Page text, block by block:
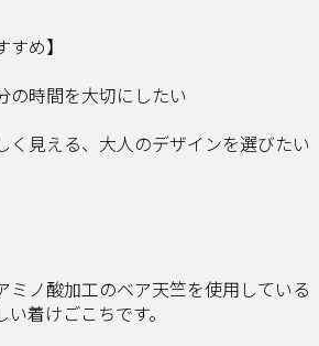
め】
の時間を大切にしたい
く見える、大人のデザインを選びたい
ミノ酸加工のベア天竺を使用している
着けごこちです。